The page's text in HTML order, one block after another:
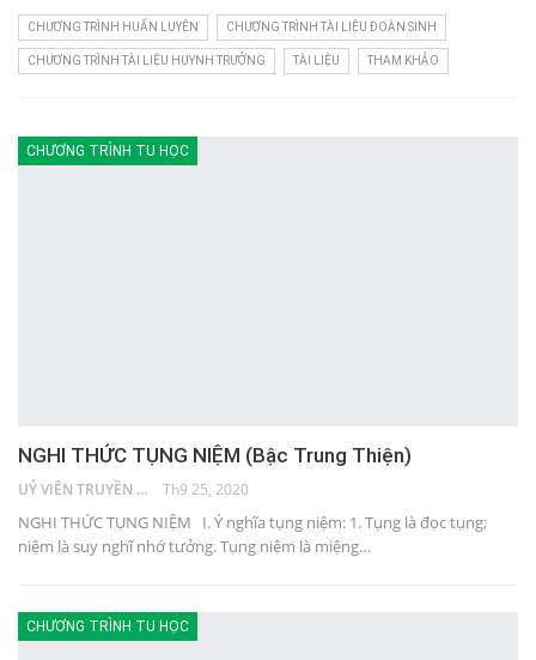
CHƯƠNG TRÌNH HUẤN LUYỆN CHƯƠNG TRÌNH TÀI LIỆU ĐOÀN SINH
CHƯƠNG TRÌNH TÀI LIỆU HUYNH TRƯỞNG TÀI LIỆU THAM KHẢO
CHƯƠNG TRÌNH TU HỌC
NGHI THỨC TỤNG NIỆM (Bậc Trung Thiện)
UỶ VIÊN TRUYỀN THÔNG Th9 25, 2020
NGHI THỨC TỤNG NIỆM I. Ý nghĩa tụng niệm: 1. Tụng là đọc tụng;
niệm là suy nghĩ nhớ tưởng. Tụng niệm là miệng…
CHƯƠNG TRÌNH TU HỌC